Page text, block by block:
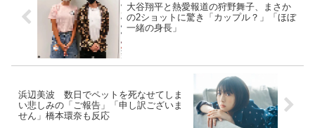
大谷翔平と熱愛報道の狩野舞子、まさか
の2ショットに驚き「カップル？」「ほぼ
一緒の身長」
浜辺美波 数日でペットを死なせてしま
い悲しみの「ご報告」「申し訳ございま
せん」橋本環奈も反応